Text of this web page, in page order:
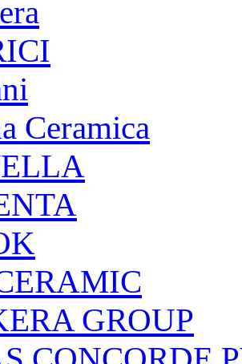
Ceramica
GROUP